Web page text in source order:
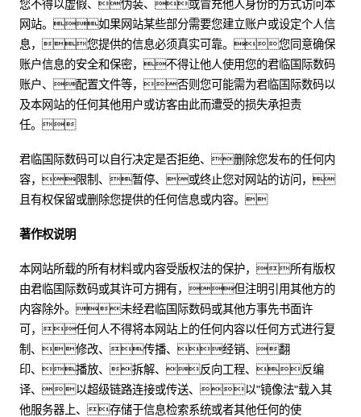
您不得以虚假、伪装、或冒充他人身份的方式访问本
网站。如果网站某些部分需要您建立账户或设定个人信
息，您提供的信息必须真实可靠。您同意确保
账户信息的安全和保密，不得让他人使用您的君临国际数码
账户、配置文件等，否则您可能需为君临国际数码以
及本网站的任何其他用户或访客由此而遭受的损失承担责
任。
君临国际数码可以自行决定是否拒绝、删除您发布的任何内
容，限制、暂停、或终止您对网站的访问，
且有权保留或删除您提供的任何信息或内容。
著作权说明
本网站所载的所有材料或内容受版权法的保护，所有版权
由君临国际数码或其许可方拥有，但注明引用其他方的
内容除外。未经君临国际数码或其他方事先书面许
可，任何人不得将本网站上的任何内容以任何方式进行复
制、修改、传播、经销、翻
印、播放、拆解、反向工程、反编
译、以超级链路连接或传送、以"镜像法"载入其
他服务器上、存储于信息检索系统或者其他任何的使